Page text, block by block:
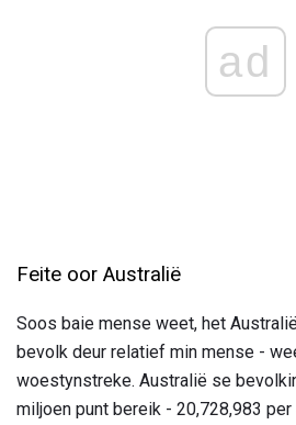
ad
Feite oor Australië
Soos baie mense weet, het
bevolk deur relatief min mense -
woestynstreke. Australië se
miljoen punt bereik - 20,728,983 per